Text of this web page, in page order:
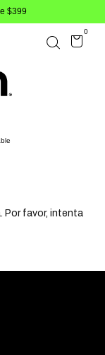
$399
0
Por favor, intenta